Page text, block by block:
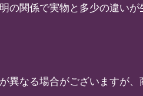
の関係で実物と多少の違いが
異なる場合がございますが、